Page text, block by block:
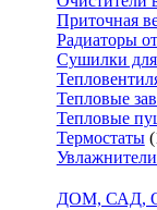
Приточная
Радиаторы
Сушилки
Тепловые
Тепловые
Термостаты
ДОМ, САД,